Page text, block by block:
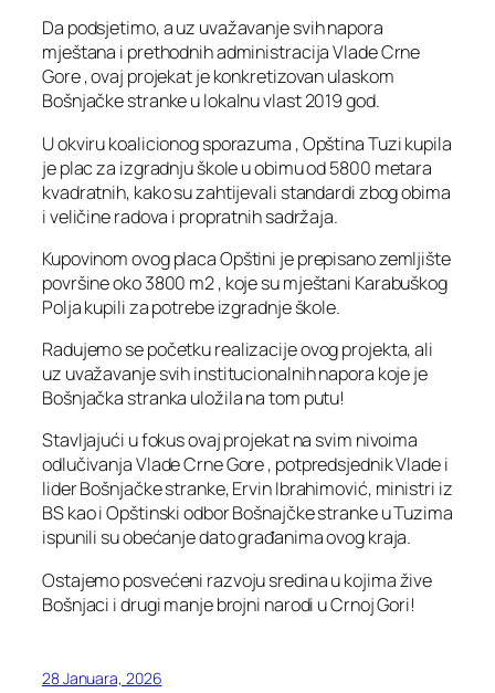
Da podsjetimo, a uz uvažavanje svih napora
mještana i prethodnih administracija Vlade Crne
Gore , ovaj projekat je konkretizovan ulaskom
Bošnjačke stranke u lokalnu vlast 2019 god.
U okviru koalicionog sporazuma , Opština Tuzi kupila
je plac za izgradnju škole u obimu od 5800 metara
kvadratnih, kako su zahtijevali standardi zbog obima
i veličine radova i propratnih sadržaja.
Kupovinom ovog placa Opštini je prepisano zemljište
površine oko 3800 m2 , koje su mještani Karabuškog
Polja kupili za potrebe izgradnje škole.
Radujemo se početku realizacije ovog projekta, ali
uz uvažavanje svih institucionalnih napora koje je
Bošnjačka stranka uložila na tom putu!
Stavljajući u fokus ovaj projekat na svim nivoima
odlučivanja Vlade Crne Gore , potpredsjednik Vlade i
lider Bošnjačke stranke, Ervin Ibrahimović, ministri iz
BS kao i Opštinski odbor Bošnajčke stranke u Tuzima
ispunili su obećanje dato građanima ovog kraja.
Ostajemo posvećeni razvoju sredina u kojima žive
Bošnjaci i drugi manje brojni narodi u Crnoj Gori!
28 Januara, 2026